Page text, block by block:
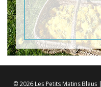
© 2026 Les Petits Matins Bleus |